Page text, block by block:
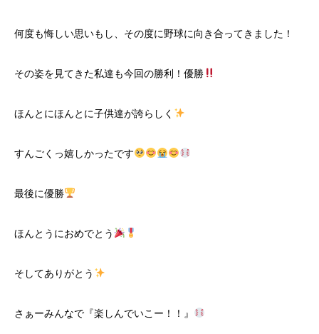
何度も悔しい思いもし、その度に野球に向き合ってきました！
その姿を見てきた私達も今回の勝利！優勝
ほんとにほんとに子供達が誇らしく
すんごくっ嬉しかったです
最後に優勝
ほんとうにおめでとう
そしてありがとう
さぁーみんなで『楽しんでいこー！！』